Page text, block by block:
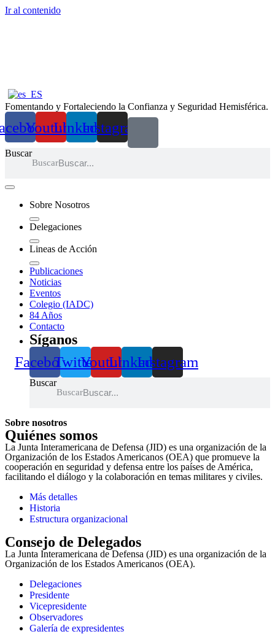
Ir al contenido
Fomentando y Fortaleciendo la Confianza y Seguridad Hemisférica.
YoutubeLinkedin
Instagram
Buscar
Buscar
Sobre Nosotros
Delegaciones
Lineas de Acción
Publicaciones
Noticias
Eventos
Colegio (IADC)
84 Años
Contacto
Síganos
FacebookTwitterYoutubeLinkedinInstagram
Buscar
Buscar
Sobre nosotros
Quiénes somos
La Junta Interamericana de Defensa (JID) es una organización de la
Organización de los Estados Americanos (OEA) que promueve la
cooperación en seguridad y defensa entre los países de América,
facilitando el diálogo y la colaboración en temas militares y civiles.
Más detalles
Historia
Estructura organizacional
Consejo de Delegados
La Junta Interamericana de Defensa (JID) es una organización de la
Organización de los Estados Americanos (OEA).
Delegaciones
Presidente
Vicepresidente
Observadores
Galería de expresidentes